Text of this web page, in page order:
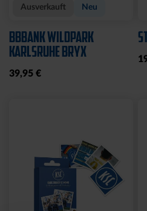
Ausverkauft Neu
BBBANK WILDPARK
KARLSRUHE BRYX
39,95 €